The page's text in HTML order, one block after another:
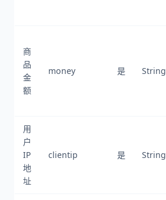
商
品
金
额
money 是 String
用
户
IP
地
址
clientip 是 String